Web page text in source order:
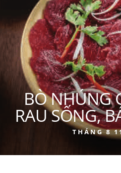
BÒ NHÚNG
RAU SỐNG,
THÁNG 8